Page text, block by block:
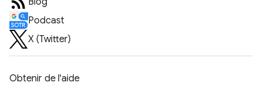
Podcast
X (Twitter)
Obtenir de l'aide